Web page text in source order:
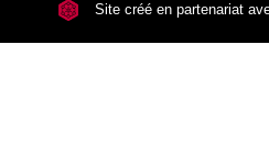
Site créé en partenariat